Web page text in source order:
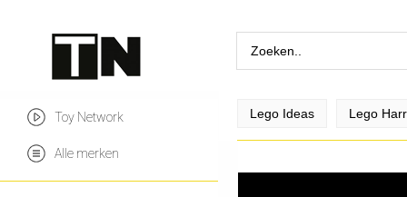
Toy Network
Alle merken
Lego Ideas Lego